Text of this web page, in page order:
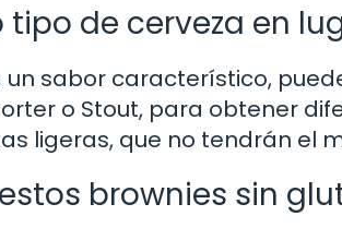
de cerveza en
un sabor característico,
o Stout, para obtener
ligeras, que no tendrán el
brownies sin